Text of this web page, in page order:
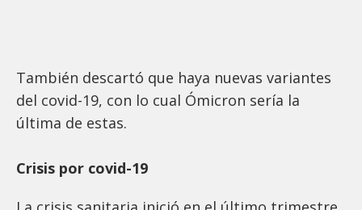
También descartó que haya nuevas variantes
del covid-19, con lo cual Ómicron sería la
última de estas.
Crisis por covid-19